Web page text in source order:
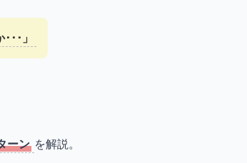
･･」
ーン を解説。